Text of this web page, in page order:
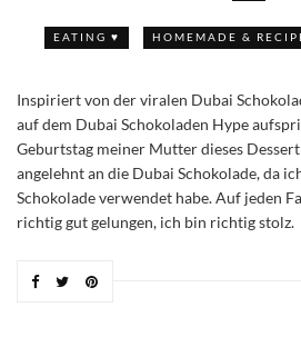
EATING ♥ HOMEMADE &
Inspiriert von der viralen Dubai
auf dem Dubai Schokoladen Hype
Geburtstag meiner Mutter dieses
angelehnt an die Dubai Schokolade, da
Schokolade verwendet habe. Auf jeden
richtig gut gelungen, ich bin richtig stolz.